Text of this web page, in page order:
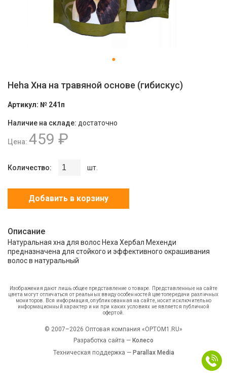
Heha Хна на травяной основе (гибискус)
Артикул: № 241п
Наличие на складе: достаточно
Цена: 459 ₽
Количество: шт.
Добавить в корзину
Описание
Натуральная хна для волос Неха Хербал Мехенди
предназначена для стойкого и эффективного окрашивания
волос в натуральный
Изображения дают лишь общее представление о товаре. Представленные на сайте
цвета могут отличаться от реальных ввиду особенностей цветопередачи различных
мониторов. Вся информация, опубликованная на сайте, носит исключительно
информационный характер и ни при каких условиях не является публичной
офертой.
© 2007–2026 Оптовая компания «OPTOM1.RU»
Разработка сайта — Колесо
Техническая поддержка — Parallax Media